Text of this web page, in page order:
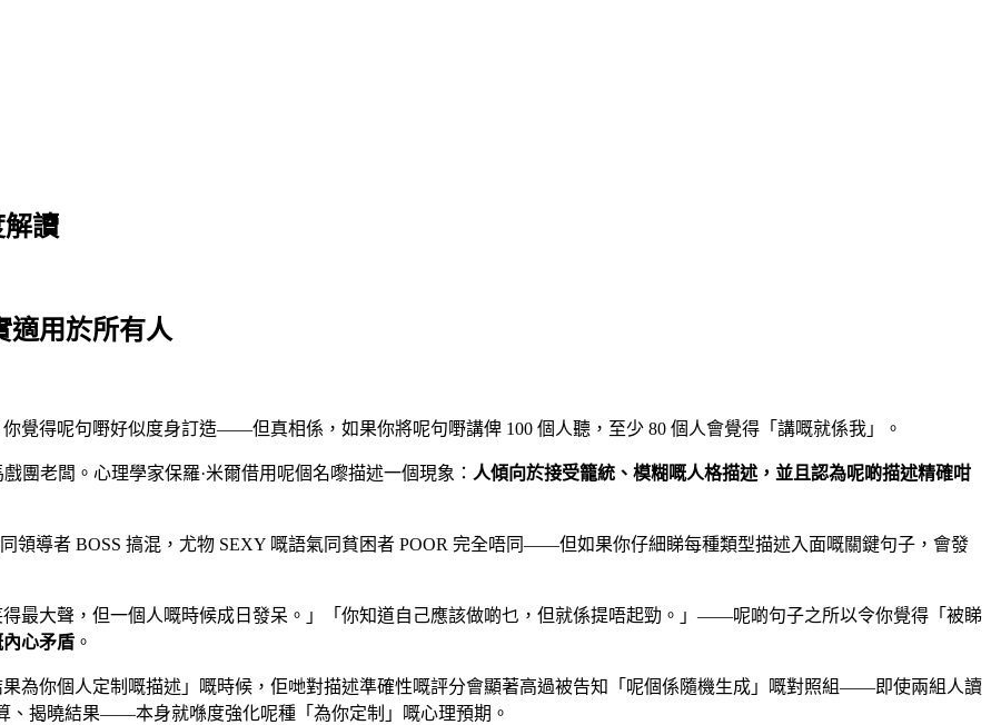
讀
適用於所有人
覺得呢句嘢好似度身訂造——但真相係，如果你將呢句嘢講俾 100 個人聽，至少 80 個人會覺得「講嘅就係我」。
戲團老闆。心理學家保羅·米爾借用呢個名嚟描述一個現象： 人傾向於接受籠統、模糊嘅人格描述，並且認為呢啲描述精確咁
導者 BOSS 搞混，尤物 SEXY 嘅語氣同貧困者 POOR 完全唔同——但如果你仔細睇每種類型描述入面嘅關鍵句子，會發
最大聲，但一個人嘅時候成日發呆。」「你知道自己應該做啲乜，但就係提唔起勁。」——呢啲句子之所以令你覺得「被睇
心矛盾 。
為你個人定制嘅描述」嘅時候，佢哋對描述準確性嘅評分會顯著高過被告知「呢個係隨機生成」嘅對照組——即使兩組人讀
揭曉結果——本身就喺度強化呢種「為你定制」嘅心理預期。